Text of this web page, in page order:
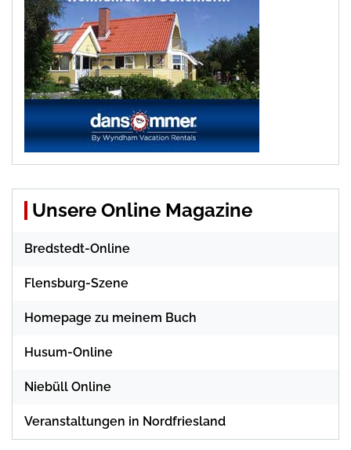
Unsere Online Magazine
Bredstedt-Online
Flensburg-Szene
Homepage zu meinem Buch
Husum-Online
Niebüll Online
Veranstaltungen in Nordfriesland